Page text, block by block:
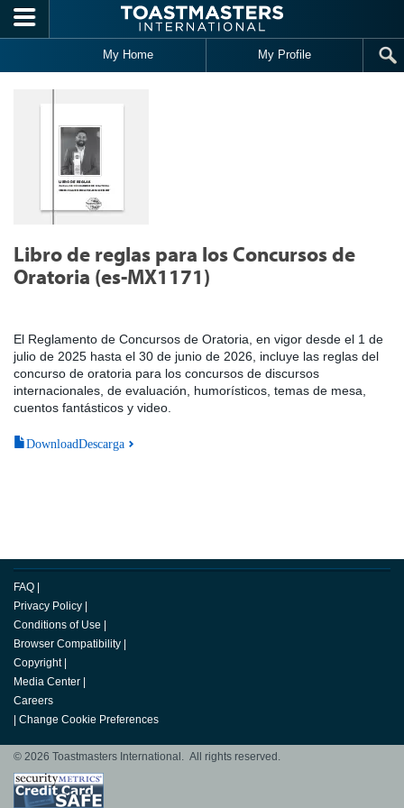
Skip to main content
My Home My Profile
Libro de reglas para los Concursos de
Oratoria (es-MX1171)
El Reglamento de Concursos de Oratoria, en vigor desde el 1 de
julio de 2025 hasta el 30 de junio de 2026, incluye las reglas del
concurso de oratoria para los concursos de discursos
internacionales, de evaluación, humorísticos, temas de mesa,
cuentos fantásticos y video.
DownloadDescarga
FAQ
Privacy Policy
Conditions of Use
Browser Compatibility
Copyright
Media Center
Careers
Change Cookie Preferences
© 2026 Toastmasters International. All rights reserved.